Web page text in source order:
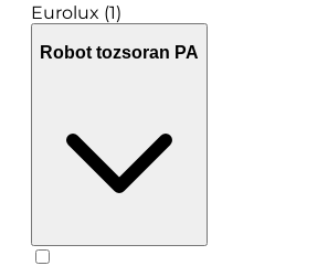
Eurolux (1)
Robot tozsoran PA